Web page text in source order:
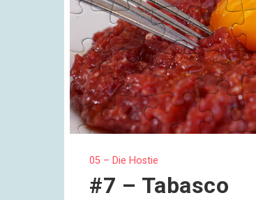
05 – Die Hostie
#7 – Tabasco